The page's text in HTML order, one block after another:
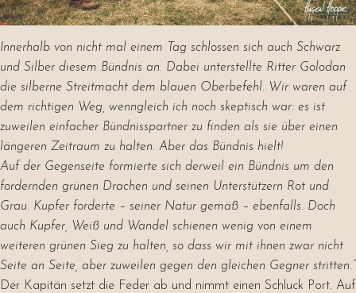
Innerhalb von nicht mal einem Tag schlossen sich auch Schwarz
und Silber diesem Bündnis an. Dabei unterstellte Ritter Golodan
die silberne Streitmacht dem blauen Oberbefehl. Wir waren auf
dem richtigen Weg, wenngleich ich noch skeptisch war: es ist
zuweilen einfacher Bündnisspartner zu finden als sie über einen
längeren Zeitraum zu halten. Aber das Bündnis hielt!
Auf der Gegenseite formierte sich derweil ein Bündnis um den
fordernden grünen Drachen und seinen Unterstützern Rot und
Grau. Kupfer forderte – seiner Natur gemäß – ebenfalls. Doch
auch Kupfer, Weiß und Wandel schienen wenig von einem
weiteren grünen Sieg zu halten, so dass wir mit ihnen zwar nicht
Seite an Seite, aber zuweilen gegen den gleichen Gegner stritten.”
Der Kapitän setzt die Feder ab und nimmt einen Schluck Port. Auf